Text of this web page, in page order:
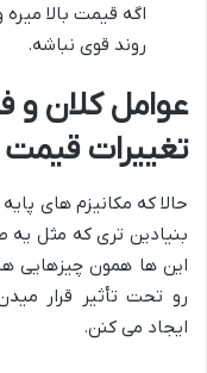
اگه قیمت بالا
روند قوی نباشه.
عوامل کلان و
تغییرات قیمت
حالا که مکانیزم های
بنیادین تری که مثل یه
این ها همون چیزهایی
رو تحت تأثیر قرار
ایجاد می کنن.